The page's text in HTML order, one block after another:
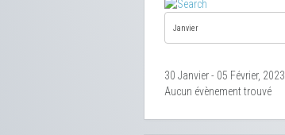
30 Janvier - 05 Février, 2023
Aucun évènement trouvé